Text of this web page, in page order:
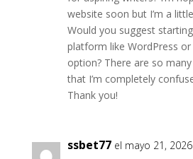
website soon but I’m a
Would you suggest
platform like WordPress
option? There are so
that I’m completely
Thank you!
ssbet77 el mayo 21,